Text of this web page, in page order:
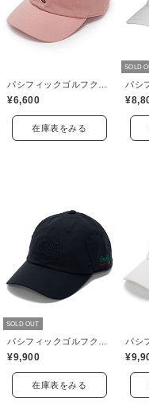
¥6,600
在庫表をみる
SOLD
SOLD OUT
パシフィックゴルフクラブ(Pacific GOLF CLUB)
¥9,900
在庫表をみる